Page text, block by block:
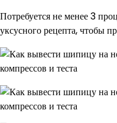
Потребуется не менее 3
уксусного рецепта, чтобы